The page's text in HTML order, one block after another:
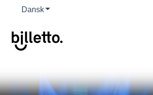
DanskVis undermenu for oversættelser